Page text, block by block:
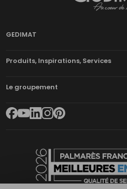
GEDIMAT
Produits, Inspirations, Services
Le groupement